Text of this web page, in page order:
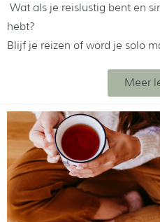
Wat als je reislustig bent en
hebt?
Blijf je reizen of word je solo
Meer